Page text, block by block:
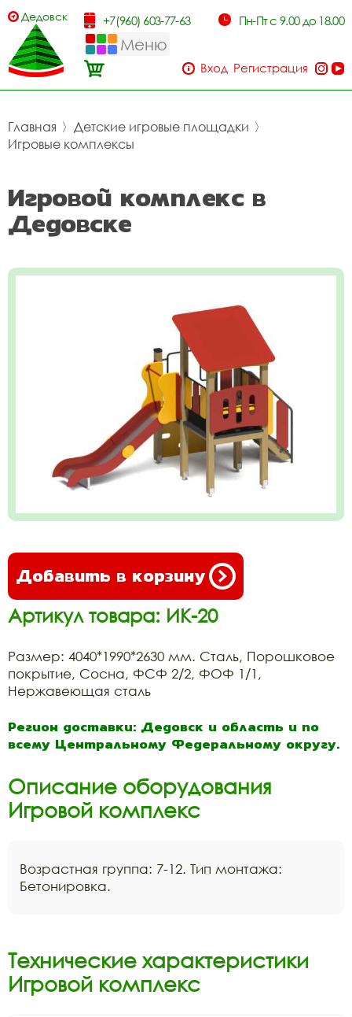
Дедовск +7(960) 603-77-63 Пн-Пт с 9.00 до 18.00
Меню
Вход Регистрация
Главная 〉 Детские игровые площадки 〉
Игровые комплексы
Игровой комплекс в
Дедовске
Добавить в корзину
Артикул товара: ИК-20
Размер: 4040*1990*2630 мм. Сталь, Порошковое
покрытие, Сосна, ФСФ 2/2, ФОФ 1/1,
Нержавеющая сталь
Регион доставки: Дедовск и область и по
всему Центральному Федеральному округу.
Описание оборудования
Игровой комплекс
Возрастная группа: 7-12. Тип монтажа:
Бетонировка.
Технические характеристики
Игровой комплекс